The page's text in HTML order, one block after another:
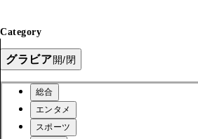
Category
グラビア開/閉
総合
エンタメ
スポーツ